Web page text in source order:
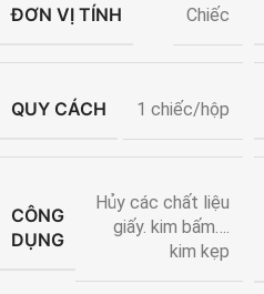
ĐƠN VỊ TÍNH Chiếc
QUY CÁCH 1 chiếc/hộp
CÔNG
DỤNG
Hủy các chất liệu
giấy. kim bấm….
kim kẹp